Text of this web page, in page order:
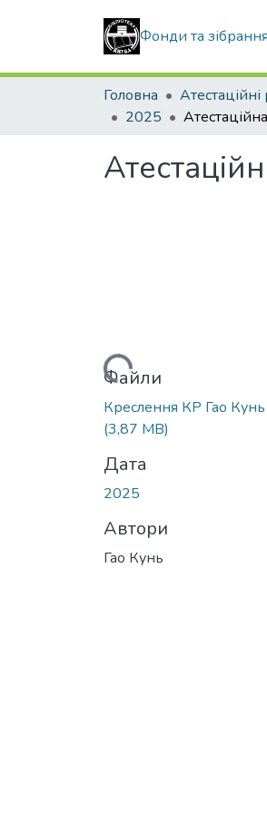
Фонди та зібрання
Головна
2025
Вантажиться...
Файли
Креслення КР Гао
(3,87 MB)
Дата
2025
Автори
Гао Кунь